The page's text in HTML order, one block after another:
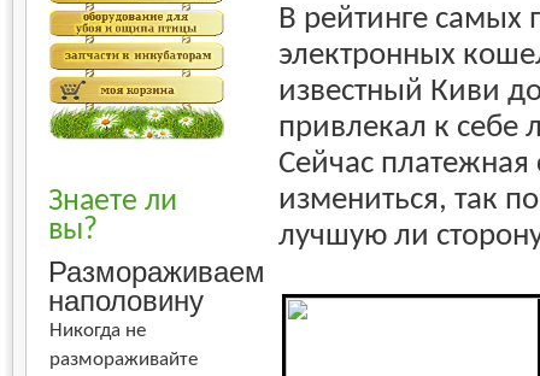
Знаете ли
вы?
Размораживаем
наполовину
Никогда не
размораживайте
В рейтинге самых
электронных
известный Киви
привлекал к себе
Сейчас платежная
измениться, так
лучшую ли